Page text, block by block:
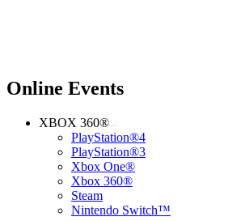
Online Events
XBOX 360®
PlayStation®4
PlayStation®3
Xbox One®
Xbox 360®
Steam
Nintendo Switch™